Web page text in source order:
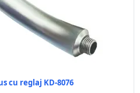
cu reglaj KD-8076